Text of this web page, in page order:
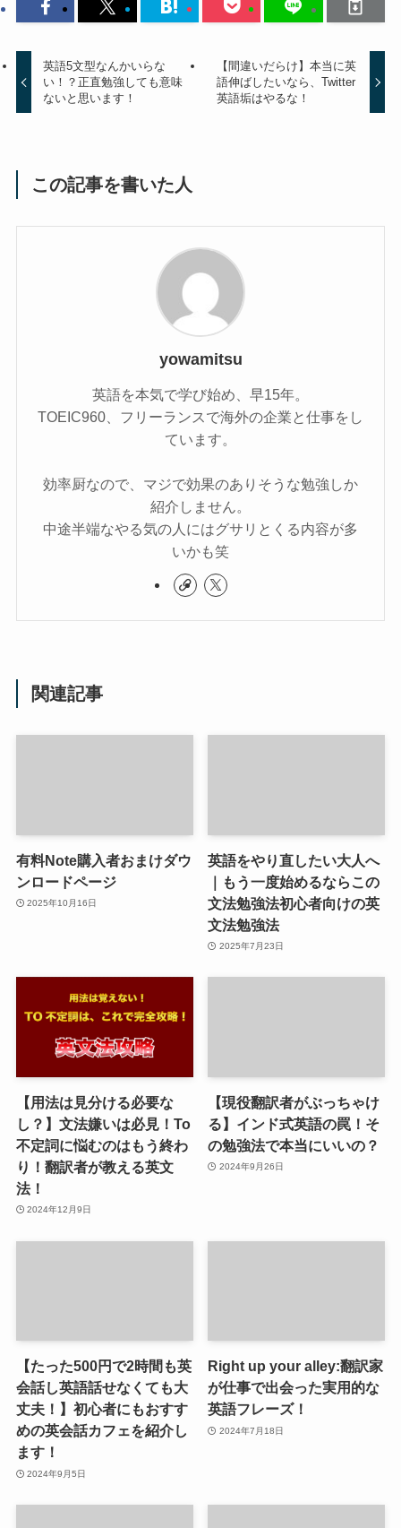
英語5文型なんかいらな
い！？正直勉強しても意味
ないと思います！
【間違いだらけ】本当に英
語伸ばしたいなら、Twitter
英語垢はやるな！
この記事を書いた人
yowamitsu
英語を本気で学び始め、早15年。
TOEIC960、フリーランスで海外の企業と仕事をし
ています。
効率厨なので、マジで効果のありそうな勉強しか
紹介しません。
中途半端なやる気の人にはグサリとくる内容が多
いかも笑
関連記事
有料Note購入者おまけダウ
ンロードページ
2025年10月16日
英語をやり直したい大人へ
｜もう一度始めるならこの
文法勉強法初心者向けの英
文法勉強法
2025年7月23日
【用法は見分ける必要な
し？】文法嫌いは必見！To
不定詞に悩むのはもう終わ
り！翻訳者が教える英文
法！
2024年12月9日
【現役翻訳者がぶっちゃけ
る】インド式英語の罠！そ
の勉強法で本当にいいの？
2024年9月26日
【たった500円で2時間も英
会話し英語話せなくても大
丈夫！】初心者にもおすす
めの英会話カフェを紹介し
ます！
2024年9月5日
Right up your alley:翻訳家
が仕事で出会った実用的な
英語フレーズ！
2024年7月18日